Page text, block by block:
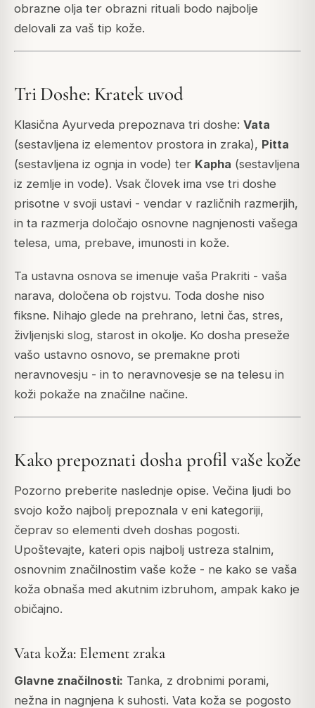
obrazne olja ter obrazni rituali bodo najbolje
delovali za vaš tip kože.
Tri Doshe: Kratek uvod
Klasična Ayurveda prepoznava tri doshe: Vata
(sestavljena iz elementov prostora in zraka), Pitta
(sestavljena iz ognja in vode) ter Kapha (sestavljena
iz zemlje in vode). Vsak človek ima vse tri doshe
prisotne v svoji ustavi - vendar v različnih razmerjih,
in ta razmerja določajo osnovne nagnjenosti vašega
telesa, uma, prebave, imunosti in kože.
Ta ustavna osnova se imenuje vaša Prakriti - vaša
narava, določena ob rojstvu. Toda doshe niso
fiksne. Nihajo glede na prehrano, letni čas, stres,
življenjski slog, starost in okolje. Ko dosha preseže
vašo ustavno osnovo, se premakne proti
neravnovesju - in to neravnovesje se na telesu in
koži pokaže na značilne načine.
Kako prepoznati dosha profil vaše kože
Pozorno preberite naslednje opise. Večina ljudi bo
svojo kožo najbolj prepoznala v eni kategoriji,
čeprav so elementi dveh doshas pogosti.
Upoštevajte, kateri opis najbolj ustreza stalnim,
osnovnim značilnostim vaše kože - ne kako se vaša
koža obnaša med akutnim izbruhom, ampak kako je
običajno.
Vata koža: Element zraka
Glavne značilnosti: Tanka, z drobnimi porami,
nežna in nagnjena k suhosti. Vata koža se pogosto